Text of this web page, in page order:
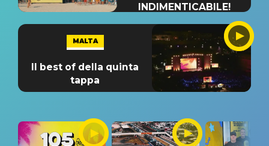
INDIMENTICABILE!
MALTA
Il best of della quinta
tappa